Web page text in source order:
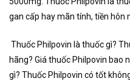
gan cấp hay mãn tính, tiền hôn
Thuốc Philpovin là thuốc gì?
hãng? Giá thuốc Philpovin bao
gì? Thuốc Philpovin có tốt